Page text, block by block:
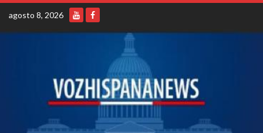
Skip
content
agosto 8, 2026